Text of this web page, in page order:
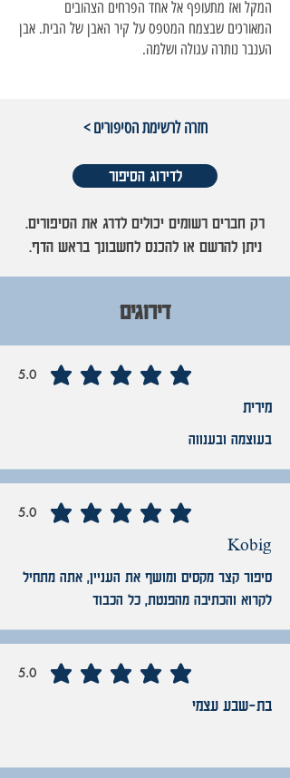
המקל ואז מתעופף אל אחד הפרחים הצהובים
המאורכים שבצמח המטפס על קיר האבן של הבית. אבן
הענבר נותרה עגולה ושלמה.
< חזרה לרשימת הסיפורים
לדירוג הסיפור
רק חברים רשומים יכולים לדרג את הסיפורים.
ניתן להרשם או להכנס לחשבונך בראש הדף.
דירוגים
5.0
average rating is 5 out of 5
מירית
בעוצמה ובענווה
5.0
average rating is 5 out of 5
Kobig
סיפור קצר מקסים ומושף את העניין, אתה מתחיל
לקרוא והכתיבה מהפנטת, כל הכבוד
5.0
average rating is 5 out of 5
בת-שבע עצמי